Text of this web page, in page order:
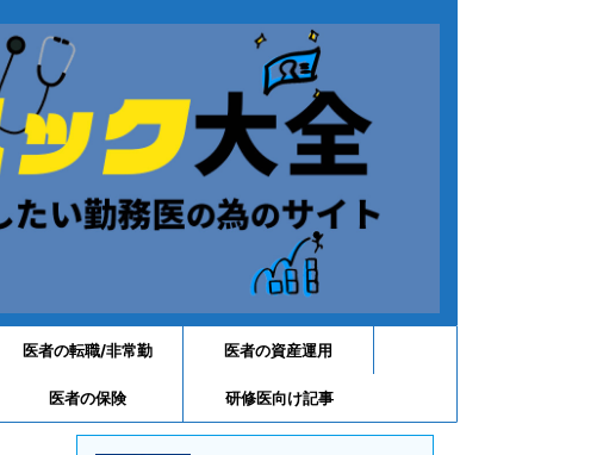
医者の転職/非常勤 医者の資産運用
医者の保険 研修医向け記事